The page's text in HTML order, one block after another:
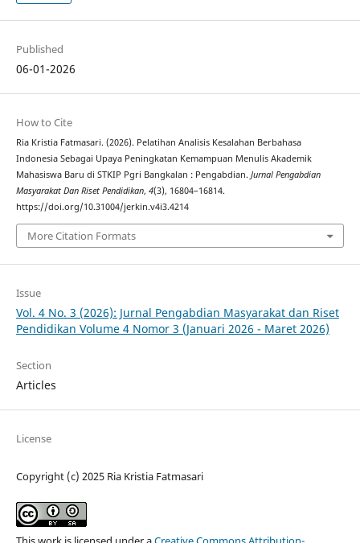
Published
06-01-2026
How to Cite
Ria Kristia Fatmasari. (2026). Pelatihan Analisis Kesalahan Berbahasa
Indonesia Sebagai Upaya Peningkatan Kemampuan Menulis Akademik
Mahasiswa Baru di STKIP Pgri Bangkalan : Pengabdian. Jurnal Pengabdian
Masyarakat Dan Riset Pendidikan, 4(3), 16804–16814.
https://doi.org/10.31004/jerkin.v4i3.4214
More Citation Formats
Issue
Vol. 4 No. 3 (2026): Jurnal Pengabdian Masyarakat dan Riset
Pendidikan Volume 4 Nomor 3 (Januari 2026 - Maret 2026)
Section
Articles
License
Copyright (c) 2025 Ria Kristia Fatmasari